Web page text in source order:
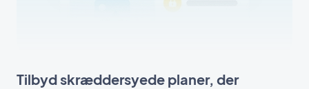
Tilbyd skræddersyede planer, der